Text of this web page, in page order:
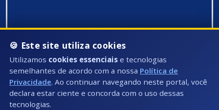
🍪 Este site utiliza cookies
Utilizamos cookies essenciais e tecnologias
semelhantes de acordo com a nossa Política de
Privacidade. Ao continuar navegando neste portal, você
declara estar ciente e concorda com o uso dessas
tecnologias.